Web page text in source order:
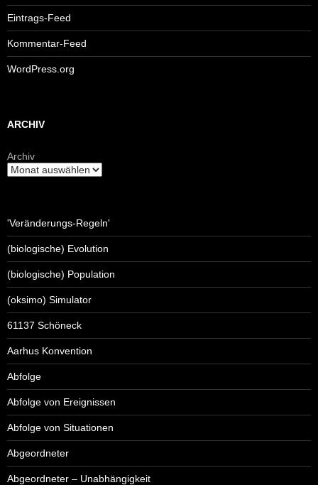
Eintrags-Feed
Kommentar-Feed
WordPress.org
ARCHIV
Archiv
'Veränderungs-Regeln'
(biologische) Evolution
(biologische) Population
(oksimo) Simulator
61137 Schöneck
Aarhus Konvention
Abfolge
Abfolge von Ereignissen
Abfolge von Situationen
Abgeordneter
Abgeordneter – Unabhängigkeit